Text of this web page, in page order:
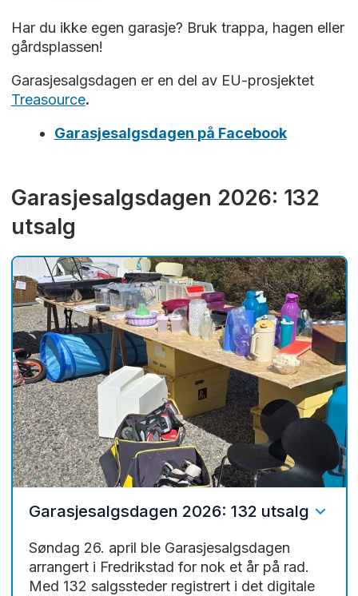
Har du ikke egen garasje? Bruk trappa, hagen eller
gårdsplassen!
Garasjesalgsdagen er en del av EU-prosjektet
Treasource.
Garasjesalgsdagen på Facebook
Garasjesalgsdagen 2026: 132
utsalg
Garasjesalgsdagen 2026: 132 utsalg
Søndag 26. april ble Garasjesalgsdagen
arrangert i Fredrikstad for nok et år på rad.
Med 132 salgssteder registrert i det digitale